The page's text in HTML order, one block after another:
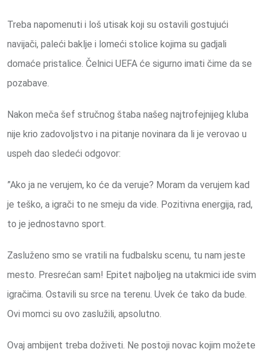
Treba napomenuti i loš utisak koji su ostavili gostujući
navijači, paleći baklje i lomeći stolice kojima su gadjali
domaće pristalice. Čelnici UEFA će sigurno imati čime da se
pozabave.
Nakon meča šef stručnog štaba našeg najtrofejnijeg kluba
nije krio zadovoljstvo i na pitanje novinara da li je verovao u
uspeh dao sledeći odgovor:
”Ako ja ne verujem, ko će da veruje? Moram da verujem kad
je teško, a igrači to ne smeju da vide. Pozitivna energija, rad,
to je jednostavno sport.
Zasluženo smo se vratili na fudbalsku scenu, tu nam jeste
mesto. Presrećan sam! Epitet najboljeg na utakmici ide svim
igračima. Ostavili su srce na terenu. Uvek će tako da bude.
Ovi momci su ovo zaslužili, apsolutno.
Ovaj ambijent treba doživeti. Ne postoji novac kojim možete